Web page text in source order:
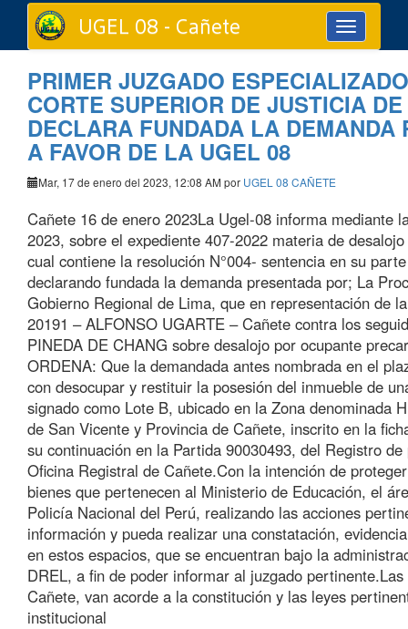
Toggle
navigation
UGEL 08 - Cañete
PRIMER JUZGADO
CORTE SUPERIOR DE JUSTICIA
DECLARA FUNDADA LA DEMANDA
A FAVOR DE LA UGEL 08
Mar, 17 de enero del 2023, 12:08 AM por UGEL 08 CAÑETE
Cañete 16 de enero 2023La Ugel-08 informa mediante
2023, sobre el expediente 407-2022 materia de
cual contiene la resolución N°004- sentencia en su
declarando fundada la demanda presentada por; La
Gobierno Regional de Lima, que en representación de
20191 – ALFONSO UGARTE – Cañete contra los
PINEDA DE CHANG sobre desalojo por ocupante
ORDENA: Que la demandada antes nombrada en el
con desocupar y restituir la posesión del inmueble de
signado como Lote B, ubicado en la Zona denominada
de San Vicente y Provincia de Cañete, inscrito en la
su continuación en la Partida 90030493, del Registro
Oficina Registral de Cañete.Con la intención de
bienes que pertenecen al Ministerio de Educación, el
Policía Nacional del Perú, realizando las acciones
información y pueda realizar una constatación,
en estos espacios, que se encuentran bajo la
DREL, a fin de poder informar al juzgado
Cañete, van acorde a la constitución y las leyes
institucional